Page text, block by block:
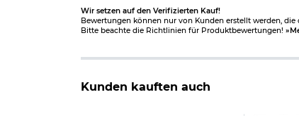
Wir setzen auf den Verifizierten Kauf!
Bewertungen können nur von Kunden erstellt werden,
Bitte beachte die Richtlinien für Produktbewertungen!
Kunden kauften auch